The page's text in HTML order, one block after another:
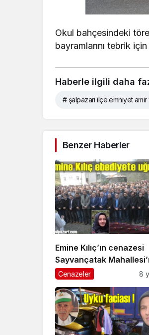
Okul bahçesindeki
bayramlarını tebrik
Haberle ilgili daha
# şalpazarı ilçe emniyet
Benzer Haberler
Emine Kılıç’ın cenazesi
Sayvançatak
toprağa verildi
Cenazeler 8